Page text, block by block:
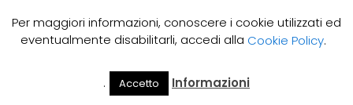
Come funziona lo spurgo dei pozzi neri
Lo spurgo dei pozzi neri viene effettuato mediante
specifiche, in grado di aspirare e rimuovere le
acque reflue e i sedimenti accumulati all’interno del
Cerca Il Mio
Per maggiori informazioni, conoscere i cookie utilizzati ed
eventualmente disabilitarli, accedi alla Cookie Policy.
. Accetto Informazioni